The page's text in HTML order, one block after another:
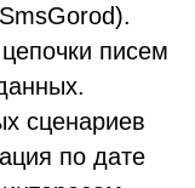
писем
сценариев
по дате